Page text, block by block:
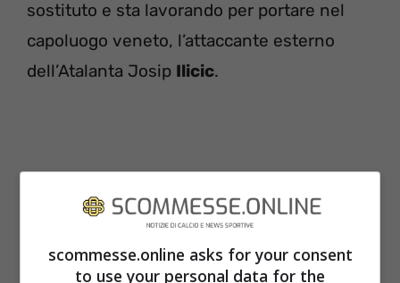
sostituto e sta lavorando per portare nel
capoluogo veneto, l’attaccante esterno
dell’Atalanta Josip Ilicic.
scommesse.online asks for your consent
to use your personal data for the